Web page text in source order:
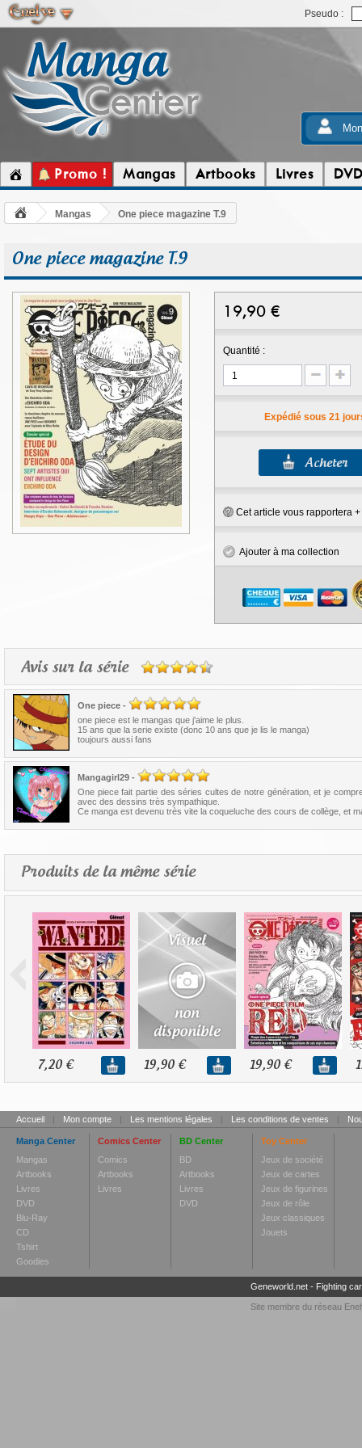
Pseudo :
Promo ! Mangas Artbooks Livres DVD
Mangas One piece magazine T.9
One piece magazine T.9
19,90 €
Quantité :
Expédié sous 21
Cet article vous rapportera +
Ajouter à ma collection
Avis sur la série
One piece -
one piece est le mangas que j'aime le plus.
15 ans que la serie existe (donc 10 ans que je lis le manga)
toujours aussi fans
Mangagirl29 -
One piece fait partie des séries cultes de notre génération, et je
avec des dessins très sympathique.
Ce manga est devenu très vite la coqueluche des cours de collège, et
Produits de la même série
7,20 € 19,90 € 19,90 €
Accueil | Mon compte | Les mentions légales | Les conditions de ventes |
Manga Center
Mangas
Artbooks
Livres
DVD
Blu-Ray
CD
Tshirt
Goodies
Comics Center
Comics
Artbooks
Livres
BD Center
BD
Artbooks
Livres
DVD
Toy Center
Jeux de société
Jeux de cartes
Jeux de figurines
Jeux de rôle
Jeux classiques
Jouets
Geneworld.net- Fighting
Site membre du réseau